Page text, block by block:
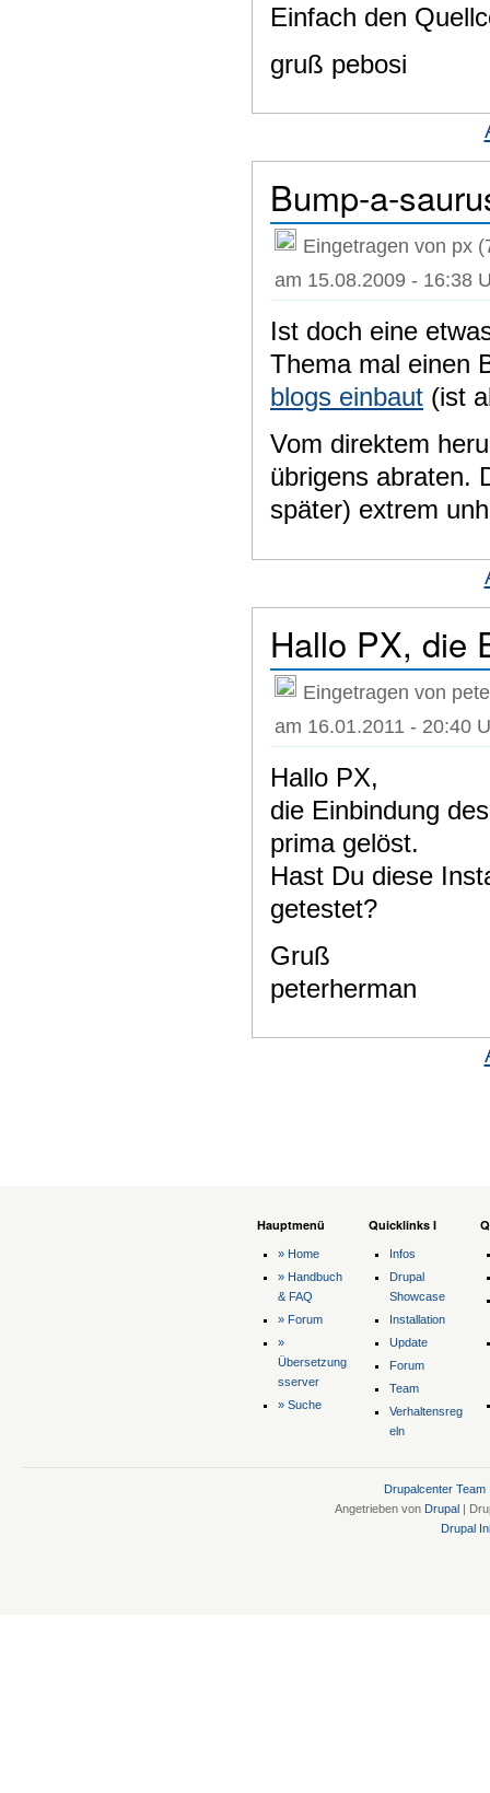
Einfach den
gruß pebosi
Bump-a-
Eingetragen von px
am 15.08.2009 - 16:38
Ist doch eine
Thema mal einen
blogs einbaut (ist
Vom direktem
übrigens abraten.
später) extrem
Hallo PX, die
Eingetragen von
am 16.01.2011 - 20:40
Hallo PX,
die Einbindung
prima gelöst.
Hast Du diese
getestet?
Gruß
peterherman
Hauptmenü
» Home
» Handbuch
& FAQ
» Forum
»
Übersetzung
sserver
» Suche
Quicklinks I
Infos
Drupal
Showcase
Installation
Update
Forum
Team
Verhaltensreg
eln
Drupalcenter Team
Angetrieben von Drupal |
Drupal